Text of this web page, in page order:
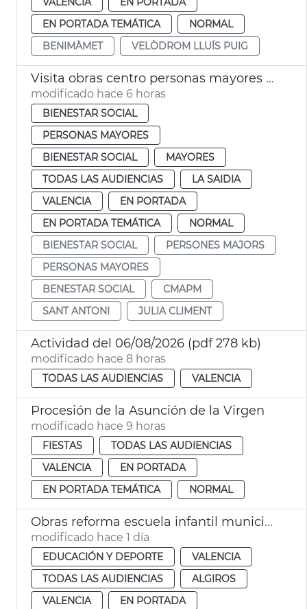
EN PORTADA TEMÁTICA
NORMAL
BENIMÀMET
VELÒDROM LLUÍS PUIG
Visita obras centro personas mayores Sant Antoni València
modificado hace 6 horas
BIENESTAR SOCIAL
PERSONAS MAYORES
BIENESTAR SOCIAL
MAYORES
TODAS LAS AUDIENCIAS
LA SAIDIA
VALENCIA
EN PORTADA
EN PORTADA TEMÁTICA
NORMAL
BIENESTAR SOCIAL
PERSONES MAJORS
PERSONAS MAYORES
BENESTAR SOCIAL
CMAPM
SANT ANTONI
JULIA CLIMENT
Actividad del 06/08/2026 (pdf 278 kb)
modificado hace 8 horas
TODAS LAS AUDIENCIAS VALENCIA
Procesión de la Asunción de la Virgen
modificado hace 9 horas
FIESTAS
TODAS LAS AUDIENCIAS
VALENCIA
EN PORTADA
EN PORTADA TEMÁTICA
NORMAL
Obras reforma escuela infantil municipal Pardalets
modificado hace 1 día
EDUCACIÓN Y DEPORTE
VALENCIA
TODAS LAS AUDIENCIAS
ALGIROS
VALENCIA
EN PORTADA